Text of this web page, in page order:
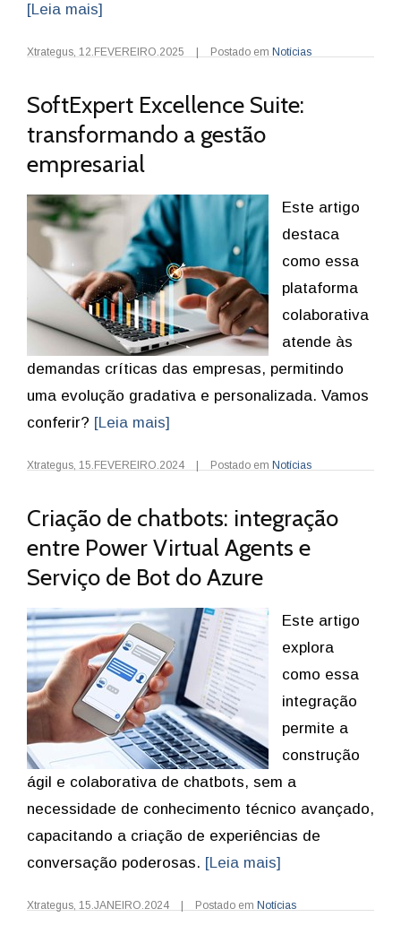
[Leia mais]
Xtrategus, 12.FEVEREIRO.2025 Postado em Notícias
SoftExpert Excellence Suite:
transformando a gestão
empresarial
Este artigo
destaca
como essa
plataforma
colaborativa
atende às
demandas críticas das empresas, permitindo
uma evolução gradativa e personalizada. Vamos
conferir? [Leia mais]
Xtrategus, 15.FEVEREIRO.2024 Postado em Notícias
Criação de chatbots: integração
entre Power Virtual Agents e
Serviço de Bot do Azure
Este artigo
explora
como essa
integração
permite a
construção
ágil e colaborativa de chatbots, sem a
necessidade de conhecimento técnico avançado,
capacitando a criação de experiências de
conversação poderosas. [Leia mais]
Xtrategus, 15.JANEIRO.2024 Postado em Notícias